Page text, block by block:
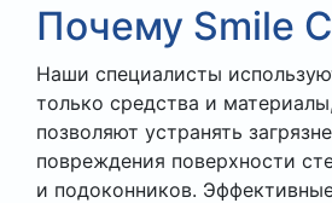
Почему Smile
Наши специалисты
только средства и
позволяют устранять
повреждения поверхности
и подоконников.